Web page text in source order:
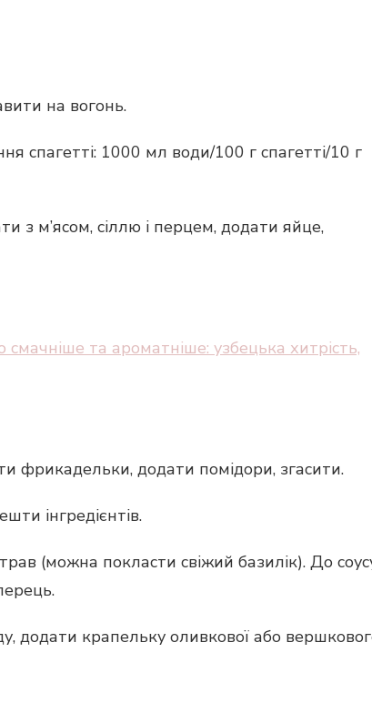
на вогонь.
спагетті: 1000 мл води/100 г спагетті/10 г
з м’ясом, сіллю і перцем, додати яйце,
та ароматніше: узбецька хитрість,
фрикадельки, додати помідори, згасити.
інгредієнтів.
(можна покласти свіжий базилік). До
додати крапельку оливкової або